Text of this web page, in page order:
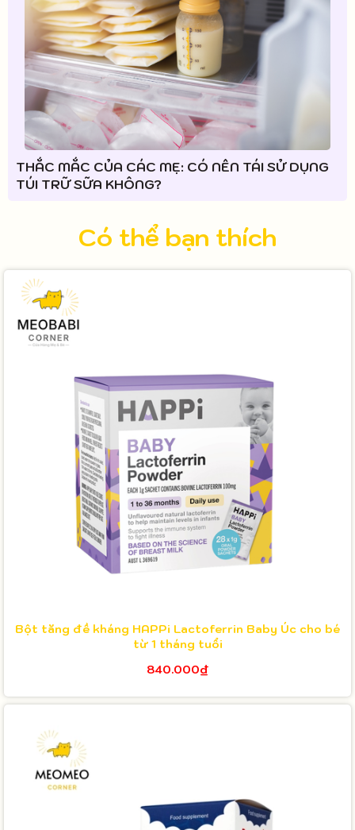
THẮC MẮC CỦA CÁC MẸ: CÓ NÊN TÁI SỬ DỤNG
TÚI TRỮ SỮA KHÔNG?
Có thể bạn thích
Bột tăng đề kháng HAPPi Lactoferrin Baby Úc cho bé
từ 1 tháng tuổi
840.000₫